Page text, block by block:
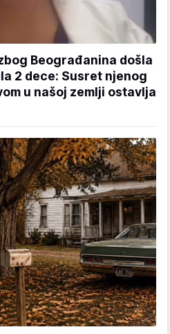
Beograđanina došla
2 dece: Susret njenog
u našoj zemlji ostavlja